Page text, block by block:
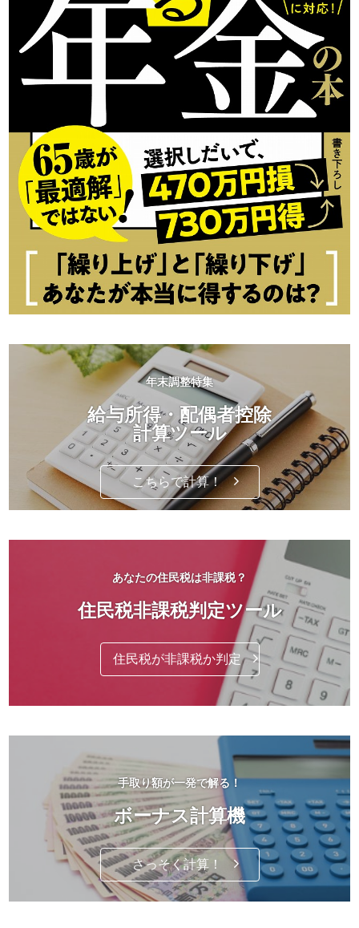
年末調整特集
給与所得・配偶者控除
計算ツール
こちらで計算！
あなたの住民税は非課税？
住民税非課税判定ツール
住民税が非課税か判定
手取り額が一発で解る！
ボーナス計算機
さっそく計算！